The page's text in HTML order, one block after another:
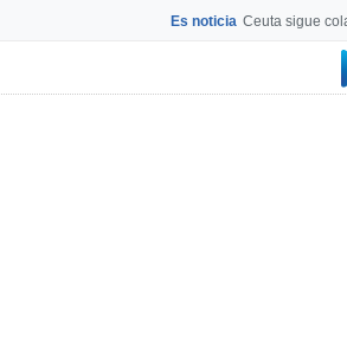
Es noticia Ceuta sigue